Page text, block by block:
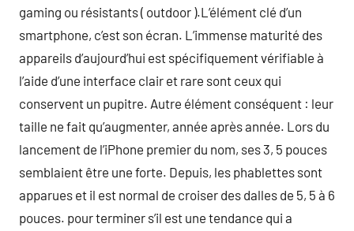
gaming ou résistants ( outdoor ).L’élément clé d’un
smartphone, c’est son écran. L’immense maturité des
appareils d’aujourd’hui est spécifiquement vérifiable à
l’aide d’une interface clair et rare sont ceux qui
conservent un pupitre. Autre élément conséquent : leur
taille ne fait qu’augmenter, année après année. Lors du
lancement de l’iPhone premier du nom, ses 3, 5 pouces
semblaient être une forte. Depuis, les phablettes sont
apparues et il est normal de croiser des dalles de 5, 5 à 6
pouces. pour terminer s’il est une tendance qui a